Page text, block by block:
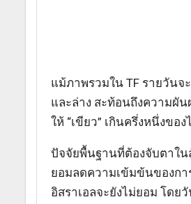
แม้ภาพรวมใน TF รายวันจ
และล่าง สะท้อนถึงความผั
ให้ “เขียว” เกินครึ่งหนึ่งขอ
ปัจจัยพื้นฐานที่ต้องจับตาใน
ยอมลดความเข้มข้นของกา
อิสราเอลจะยังไม่ยอม โดย